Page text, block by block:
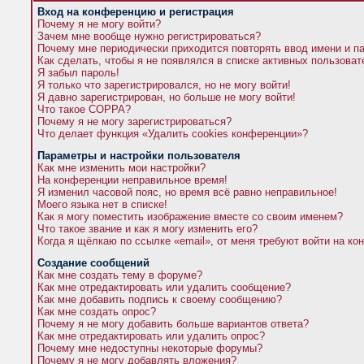
Вход на конференцию и регистрация
Почему я не могу войти?
Зачем мне вообще нужно регистрироваться?
Почему мне периодически приходится повторять ввод имени и
Как сделать, чтобы я не появлялся в списке активных
Я забыл пароль!
Я только что зарегистрировался, но не могу войти!
Я давно зарегистрирован, но больше не могу войти!
Что такое COPPA?
Почему я не могу зарегистрироваться?
Что делает функция «Удалить cookies конференции»?
Параметры и настройки пользователя
Как мне изменить мои настройки?
На конференции неправильное время!
Я изменил часовой пояс, но время всё равно неправильное!
Моего языка нет в списке!
Как я могу поместить изображение вместе со своим именем?
Что такое звание и как я могу изменить его?
Когда я щёлкаю по ссылке «email», от меня требуют войти на
Создание сообщений
Как мне создать тему в форуме?
Как мне отредактировать или удалить сообщение?
Как мне добавить подпись к своему сообщению?
Как мне создать опрос?
Почему я не могу добавить больше вариантов ответа?
Как мне отредактировать или удалить опрос?
Почему мне недоступны некоторые форумы?
Почему я не могу добавлять вложения?